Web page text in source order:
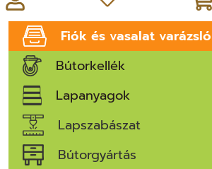
Fiók és vasalat varázsló
Bútorkellék
Lapanyagok
Lapszabászat
Bútorgyártás